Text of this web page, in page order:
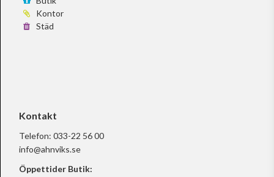
Kontor
Städ
Kontakt
Telefon: 033-22 56 00
info@ahnviks.se
Öppettider Butik: